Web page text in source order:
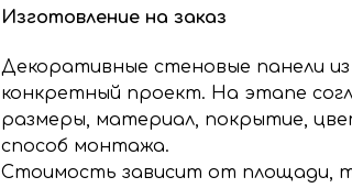
Изготовление на заказ
Декоративные стеновые панели
конкретный проект. На этапе
размеры, материал, покрытие,
способ монтажа.
Стоимость зависит от площади,